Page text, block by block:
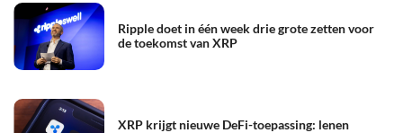
Ripple doet in één week drie grote zetten voor
de toekomst van XRP
XRP krijgt nieuwe DeFi-toepassing: lenen